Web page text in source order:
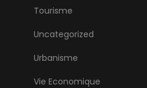
Tourisme
Uncategorized
Urbanisme
Vie Economique